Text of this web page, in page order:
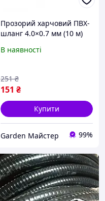
Прозорий харчовий ПВХ-
шланг 4.0×0.7 мм (10 м)
високого тиску (Україна)
надійність
В наявності
151 ₴
251 ₴
Купити
Garden Майстер 99%